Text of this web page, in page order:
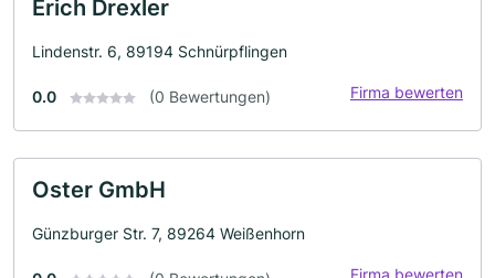
Erich Drexler
Lindenstr. 6, 89194 Schnürpflingen
0.0 (0 Bewertungen) Firma bewerten
Oster GmbH
Günzburger Str. 7, 89264 Weißenhorn
Firma bewerten